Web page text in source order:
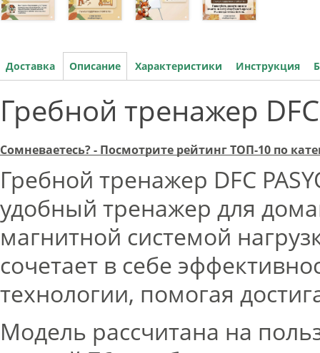
Доставка Описание Характеристики Инструкция
Гребной тренажер
Сомневаетесь? - Посмотрите рейтинг ТОП-10 по
Гребной тренажер DFC
удобный тренажер для
магнитной системой
сочетает в себе
технологии, помогая
Модель рассчитана на